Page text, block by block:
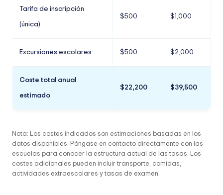
Tarifa de inscripción
(única)
$500 $1,000
Excursiones escolares $500 $2,000
Coste total anual
estimado
$22,200 $39,500
Nota: Los costes indicados son estimaciones basadas en los
datos disponibles. Póngase en contacto directamente con las
escuelas para conocer la estructura actual de las tasas. Los
costes adicionales pueden incluir transporte, comidas,
actividades extraescolares y tasas de examen.